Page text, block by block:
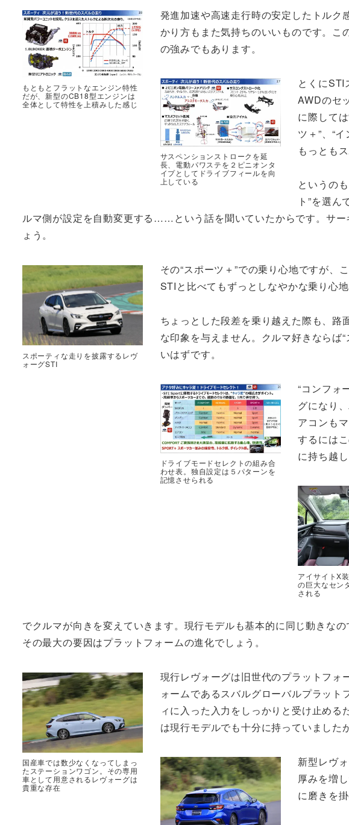
もともとフラットなエンジン特性
だが、新型のCB18型エンジンは
全体として特性を上積みした感じ
発進加速や高速走行時の安定したトル
かり方もまた気持ちのいいものです。こ
の強みでもあります。
サスペンションストロークを延
長、電動パワステを２ピニオンタ
イプとしてドライブフィールを向
上している
とくにSTI
AWDのセ
に際して
ツ＋”、“
もっとも
というの
ト”を選ん
ルマ側が設定を自動変更する……という話を聞いていたからです。サー
ょう。
スポーティな走りを披露するレヴ
ォーグSTI
その“スポーツ＋”での乗り心地ですが、
STIと比べてもずっとしなやかな乗り心地
ちょっとした段差を乗り越えた際も、
な印象を与えません。クルマ好きならば
いはずです。
ドライブモードセレクトの組み合
わせ表。独自設定は５パターンを
記憶させられる
“コンフォ
グになり
アコンも
するには
に持ち越し
アイサイトX
の巨大なセン
される
でクルマが向きを変えていきます。現行モデルも基本的に同じ動きな
その最大の要因はプラットフォームの進化でしょう。
国産車では数少なくなってしまっ
たステーションワゴン。その専用
車として用意されるレヴォーグは
貴重な存在
現行レヴォーグは旧世代のプラットフォ
ォームであるスバルグローバルプラッ
ィに入った入力をしっかりと受け止め
は現行モデルでも十分に持っていました
新型レヴ
厚みを増
に磨きを